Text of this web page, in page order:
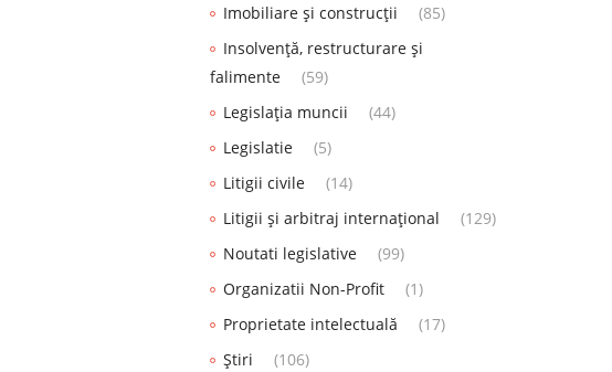
Imobiliare și construcții
(85)
Insolvență, restructurare și
falimente
(59)
Legislația muncii
(44)
Legislatie
(5)
Litigii civile
(14)
Litigii și arbitraj internațional
(129)
Noutati legislative
(99)
Organizatii Non-Profit
(1)
Proprietate intelectuală
(17)
Știri
(106)